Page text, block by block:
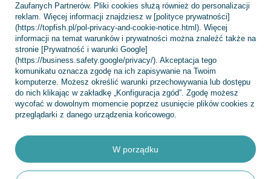
Regulaminy
INFORMACJE
POMOC
Zaufanych Partnerów. Pliki cookies służą również do personalizacji
reklam. Więcej informacji znajdziesz w [polityce prywatności]
(https://topfish.pl/pol-privacy-and-cookie-notice.html). Więcej
informacji na temat warunków i prywatności można znaleźć także na
stronie [Prywatność i warunki Google]
(https://business.safety.google/privacy/). Akceptacja tego
komunikatu oznacza zgodę na ich zapisywanie na Twoim
komputerze. Możesz określić warunki przechowywania lub dostępu
do nich klikając w zakładkę „Konfiguracja zgód”. Zgodę możesz
wycofać w dowolnym momencie poprzez usunięcie plików cookies z
przeglądarki z danego urządzenia końcowego.
W porządku